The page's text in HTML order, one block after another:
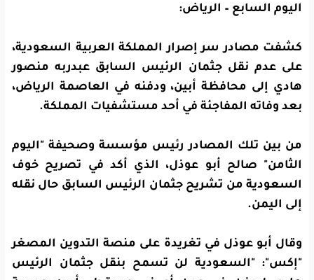
اليوم السابع – الرياض:
كشفت مصادر سر إصرار المملكة العربية السعودية،
على عدم نقل جثمان الرئيس السابق عبدربه منصور
هادي إلى محافظة أبين، ودفنه في العاصمة الرياض،
بعد وفاته المفاجئة في أحد مستشفيات المملكة.
من بين تلك المصادر رئيس مؤسسة وصحيفة "اليوم
الثامن" صالح أبو عوذل، الذي أكد في تصريح خوف
السعودية من تشريح جثمان الرئيس السابق حال نقله
إلى اليمن.
وقال أبو عوذل في تغريدة على منصة التدوين المصغر
"إكس": "السعودية لن تسمح بنقل جثمان الرئيس